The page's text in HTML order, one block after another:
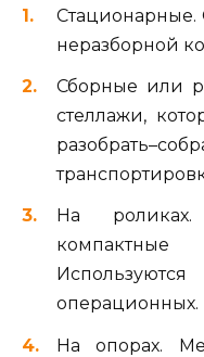
неразборной
Сборные или
стеллажи,
На
операционных.
На опорах.